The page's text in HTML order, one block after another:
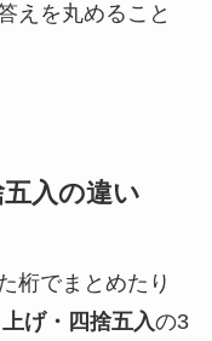
えを丸めること
入の違い
桁でまとめたり
げ・四捨五入の3